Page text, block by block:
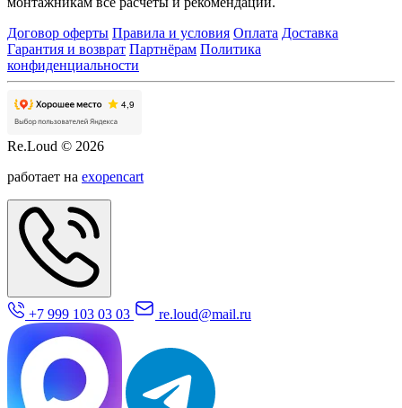
Договор оферты Правила и условия Оплата Доставка
Гарантия и возврат Партнёрам Политика
конфиденциальности
Re.Loud © 2026
работает на exopencart
+7 999 103 03 03 re.loud@mail.ru